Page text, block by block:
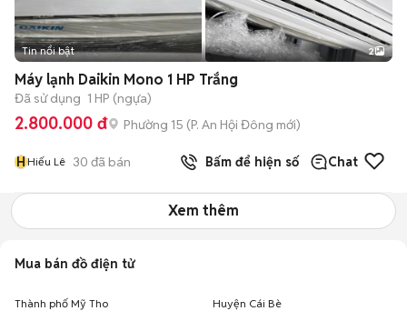
Tin nổi bật 2
Máy lạnh Daikin Mono 1 HP Trắng
Đã sử dụng 1 HP (ngựa)
2.800.000 đ Phường 15 (P. An Hội Đông mới)
HHiếu Lê 30 đã bán Bấm để hiện số Chat
Xem thêm
Mua bán đồ điện tử
Thành phố Mỹ Tho Huyện Cái Bè